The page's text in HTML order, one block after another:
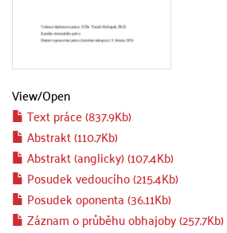
View/Open
Text práce (837.9Kb)
Abstrakt (110.7Kb)
Abstrakt (anglicky) (107.4Kb)
Posudek vedoucího (215.4Kb)
Posudek oponenta (36.11Kb)
Záznam o průběhu obhajoby (257.7Kb)